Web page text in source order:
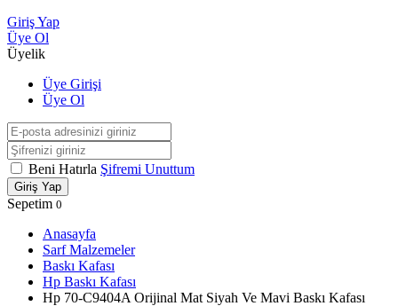
Giriş Yap
Üye Ol
Üyelik
Üye Girişi
Üye Ol
Beni Hatırla Şifremi Unuttum
Giriş Yap
Sepetim 0
Anasayfa
Sarf Malzemeler
Baskı Kafası
Hp Baskı Kafası
Hp 70-C9404A Orijinal Mat Siyah Ve Mavi Baskı Kafası